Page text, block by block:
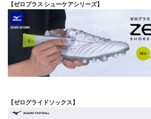
【ゼロプラス シューケアシリーズ】
【ゼログライドソックス】